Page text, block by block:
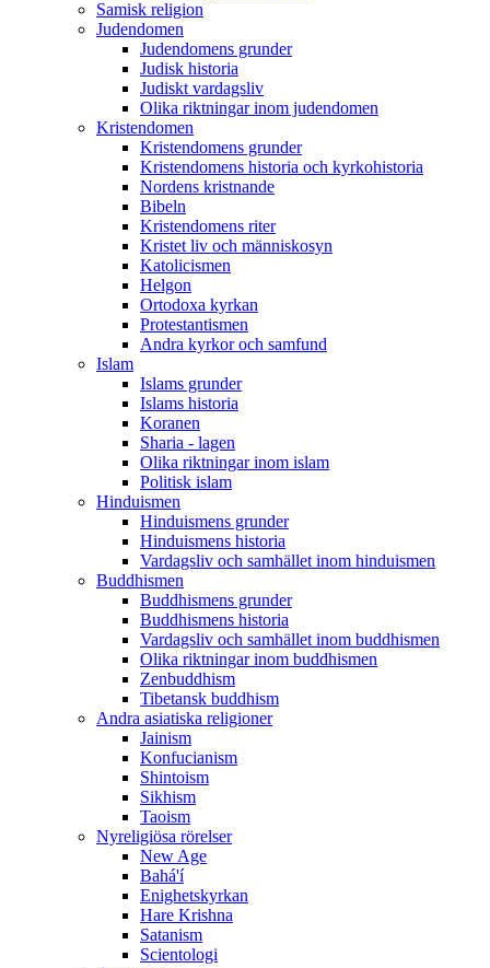
Samisk religion
Judendomen
Judendomens grunder
Judisk historia
Judiskt vardagsliv
Olika riktningar inom judendomen
Kristendomen
Kristendomens grunder
Kristendomens historia och kyrkohistoria
Nordens kristnande
Bibeln
Kristendomens riter
Kristet liv och människosyn
Katolicismen
Helgon
Ortodoxa kyrkan
Protestantismen
Andra kyrkor och samfund
Islam
Islams grunder
Islams historia
Koranen
Sharia - lagen
Olika riktningar inom islam
Politisk islam
Hinduismen
Hinduismens grunder
Hinduismens historia
Vardagsliv och samhället inom hinduismen
Buddhismen
Buddhismens grunder
Buddhismens historia
Vardagsliv och samhället inom buddhismen
Olika riktningar inom buddhismen
Zenbuddhism
Tibetansk buddhism
Andra asiatiska religioner
Jainism
Konfucianism
Shintoism
Sikhism
Taoism
Nyreligiösa rörelser
New Age
Bahá'í
Enighetskyrkan
Hare Krishna
Satanism
Scientologi